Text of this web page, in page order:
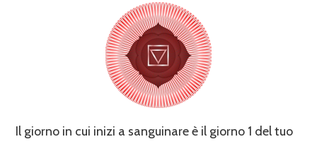
Il giorno in cui inizi a sanguinare è il giorno 1 del tuo